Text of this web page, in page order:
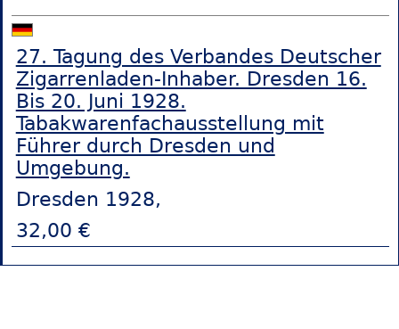
27. Tagung des Verbandes Deutscher
Zigarrenladen-Inhaber. Dresden 16.
Bis 20. Juni 1928.
Tabakwarenfachausstellung mit
Führer durch Dresden und
Umgebung.
Dresden 1928,
32,00 €